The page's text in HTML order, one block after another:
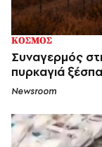
ΚΟΣΜΟΣ
Συναγερμός
πυρκαγιά
Newsroom